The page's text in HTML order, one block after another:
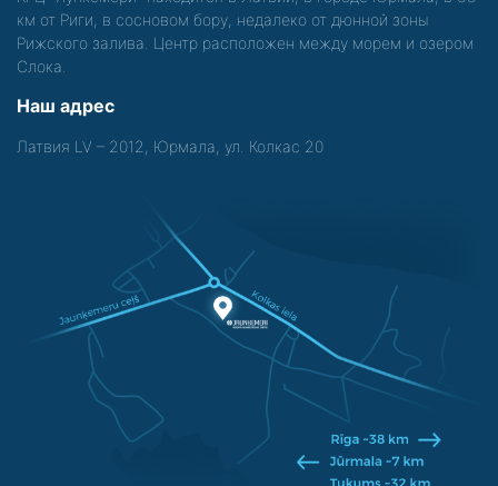
км от Риги, в сосновом бору, недалеко от дюнной зоны
Рижского залива. Центр расположен между морем и озером
Слока.
Наш адрес
Латвия LV – 2012, Юрмала, ул. Колкас 20